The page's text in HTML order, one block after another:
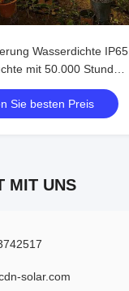
Wasserdichte IP65
mit 50.000 Stunden
2V
Sie besten Preis
MIT UNS
solar.com